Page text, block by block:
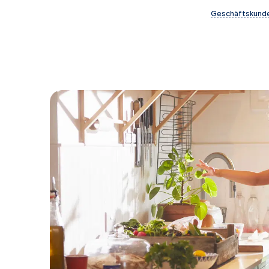
Günstige Tarife von